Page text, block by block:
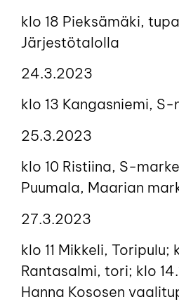
klo 18 Pieksämäki,
Järjestötalolla
24.3.2023
klo 13 Kangasniemi,
25.3.2023
klo 10 Ristiina, S-
Puumala, Maarian
27.3.2023
klo 11 Mikkeli, Toripulu;
Rantasalmi, tori; klo
Hanna Kososen